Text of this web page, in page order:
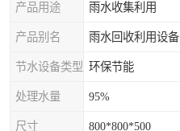
产品用途 雨水收集利用
产品别名 雨水回收利用设备
节水设备类型 环保节能
处理水量 95%
尺寸 800*800*500